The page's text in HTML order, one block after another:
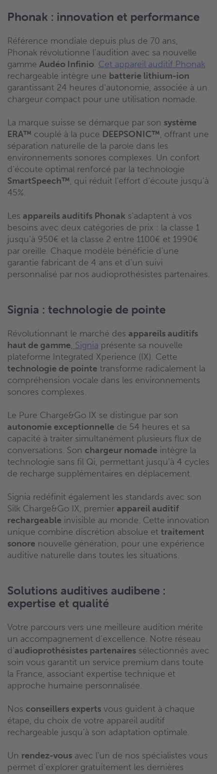
Phonak : innovation et performance
Référence mondiale depuis plus de 70 ans,
Phonak révolutionne l’audition avec sa nouvelle
gamme Audéo Infinio. Cet appareil auditif Phonak
rechargeable intègre une batterie lithium-ion
garantissant 24 heures d’autonomie, associée à un
chargeur compact pour une utilisation nomade.
La marque suisse se démarque par son système
ERA™ couplé à la puce DEEPSONIC™, offrant une
séparation naturelle de la parole dans les
environnements sonores complexes. Un confort
d’écoute optimal renforcé par la technologie
SmartSpeech™, qui réduit l’effort d’écoute jusqu’à
45%.
Les appareils auditifs Phonak s’adaptent à vos
besoins avec deux catégories de prix : la classe 1
jusqu’à 950€ et la classe 2 entre 1100€ et 1990€
par oreille. Chaque modèle bénéficie d’une
garantie fabricant de 4 ans et d’un suivi
personnalisé par nos audioprothésistes partenaires.
Signia : technologie de pointe
Révolutionnant le marché des appareils auditifs
haut de gamme, Signia présente sa nouvelle
plateforme Integrated Xperience (IX). Cette
technologie de pointe transforme radicalement la
compréhension vocale dans les environnements
sonores complexes.
Le Pure Charge&Go IX se distingue par son
autonomie exceptionnelle de 54 heures et sa
capacité à traiter simultanément plusieurs flux de
conversations. Son chargeur nomade intègre la
technologie sans fil Qi, permettant jusqu’à 4 cycles
de recharge supplémentaires en déplacement.
Signia redéfinit également les standards avec son
Silk Charge&Go IX, premier appareil auditif
rechargeable invisible au monde. Cette innovation
unique combine discrétion absolue et traitement
sonore nouvelle génération, pour une expérience
auditive naturelle dans toutes les situations.
Solutions auditives audibene :
expertise et qualité
Votre parcours vers une meilleure audition mérite
un accompagnement d’excellence. Notre réseau
d’audioprothésistes partenaires sélectionnés avec
soin vous garantit un service premium dans toute
la France, associant expertise technique et
approche humaine personnalisée.
Nos conseillers experts vous guident à chaque
étape, du choix de votre appareil auditif
rechargeable jusqu’à son adaptation optimale.
Un rendez-vous avec l’un de nos spécialistes vous
permet d’explorer gratuitement les dernières